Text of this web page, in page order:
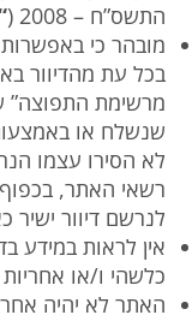
התשס”ח – 2008 (
מובהר כי
בכל עת מהדיוור
מרשימת התפוצה”
שנשלח או
לא הסירו עצמו
רשאי האתר,
לנרשם דיוור ישיר
אין לראות במידע
כלשהי ו/או
האתר לא יהיה